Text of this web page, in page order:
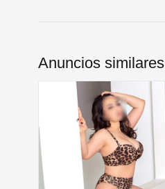
Anuncios similares